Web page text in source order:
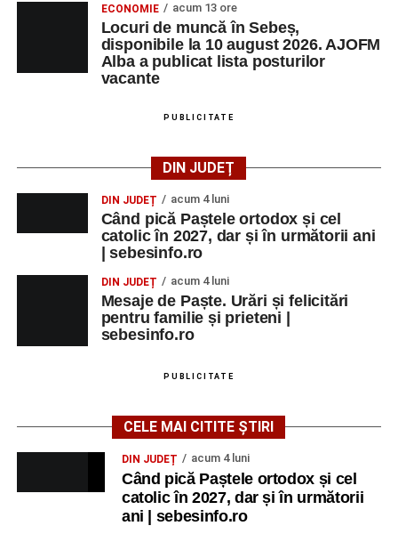
Minoră din Sebeș, urmărită și amenințată de un
bărbat căsătorit. Instanța a emis un ordin de
protecție pentru 12 luni
Incendiu la un autoturism pe Autostrada A1, în zona
lotul pentru noul sezon. Trei achiziții și performanțe
importante la nivel juvenil
ECONOMIE acum 13 ore
Locuri de muncă în Sebeș,
disponibile la 10 august 2026. AJOFM
Alba a publicat lista posturilor
vacante
PUBLICITATE
DIN JUDEȚ
DIN JUDEȚ acum 4 luni
Când pică Paștele ortodox și cel
catolic în 2027, dar și în următorii ani
| sebesinfo.ro
DIN JUDEȚ acum 4 luni
Mesaje de Paște. Urări și felicitări
pentru familie și prieteni |
sebesinfo.ro
PUBLICITATE
CELE MAI CITITE ȘTIRI
DIN JUDEȚ acum 4 luni
Când pică Paștele ortodox și cel
catolic în 2027, dar și în următorii
ani | sebesinfo.ro